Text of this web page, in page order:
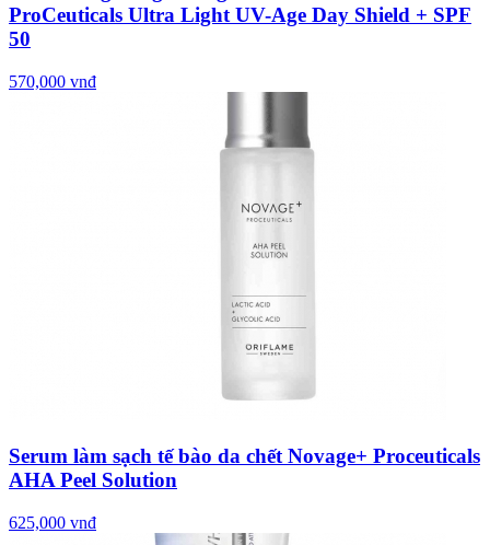
ProCeuticals Ultra Light UV-Age Day Shield + SPF
50
570,000 vnđ
Serum làm sạch tế bào da chết Novage+ Proceuticals
AHA Peel Solution
625,000 vnđ